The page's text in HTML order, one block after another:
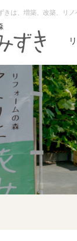
は、増築、改築、リ